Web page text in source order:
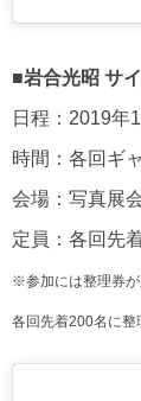
■岩合光昭 サ
日程：2019年
時間：各回ギ
会場：写真展
定員：各回先
※参加には整理券が
各回先着200名に整